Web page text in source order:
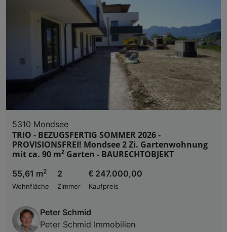
5310 Mondsee
TRIO - BEZUGSFERTIG SOMMER 2026 -
PROVISIONSFREI! Mondsee 2 Zi. Gartenwohnung
mit ca. 90 m² Garten - BAURECHTOBJEKT
55,61 m2
Wohnfläche
2
Zimmer
€ 247.000,00
Kaufpreis
Peter Schmid
Peter Schmid Immobilien